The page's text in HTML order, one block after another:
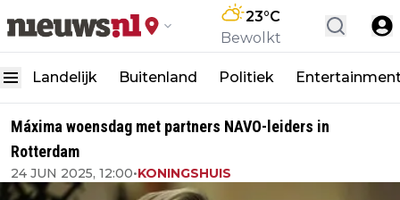
23°C
Bewolkt
Landelijk Buitenland Politiek
Máxima woensdag met partners NAVO-leiders in
Rotterdam
24 JUN 2025, 12:00•KONINGSHUIS